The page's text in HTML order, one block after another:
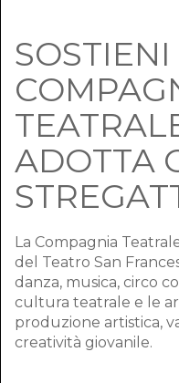
ADOTTA
La Compagnia
del Teatro San
danza, musica, circo
cultura teatrale e le
produzione artistica,
creatività giovanile.